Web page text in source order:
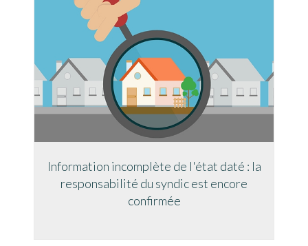
Information incomplète de l'état daté : la
responsabilité du syndic est encore
confirmée